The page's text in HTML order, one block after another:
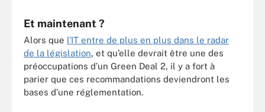
Et maintenant ?
Alors que l’IT entre de plus en plus dans le radar
de la législation, et qu’elle devrait être une des
préoccupations d’un Green Deal 2, il y a fort à
parier que ces recommandations deviendront les
bases d’une réglementation.